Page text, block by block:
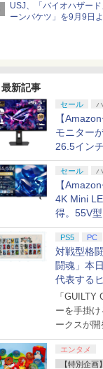
USJ、「バイオハザー
ーンバケツ」を9月9日
組み。味は恐怖を堪の
最新記事
セール
【
モニター
26.5イン
ー「ROG
お買い得
セール
【
4K Mini
得。55V型
の2026年
ップ
PS5 PC
対戦型格
闘魂」本
代表する
たちが登
「GUILTY
ーを手掛
ークスが開
エンタメ
【特別企画】